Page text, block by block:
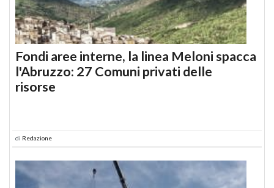
Fondi aree interne, la linea Meloni spacca
l'Abruzzo: 27 Comuni privati delle
risorse
di Redazione